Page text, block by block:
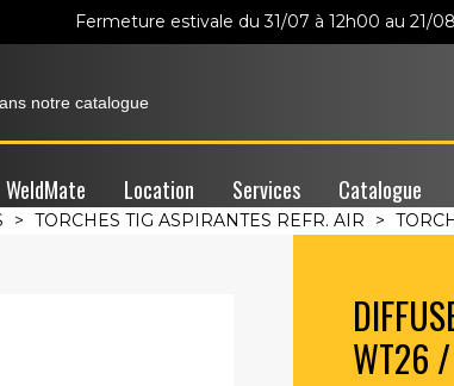
Fermeture estivale du 31/07 à 12h00 au 21/
WeldMate Location Services Catalogue
> TORCHES TIG ASPIRANTES REFR. AIR >
WT26